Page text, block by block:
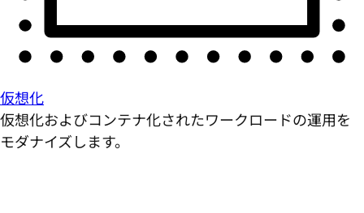
仮想化
仮想化およびコンテナ化されたワークロードの運用を
モダナイズします。